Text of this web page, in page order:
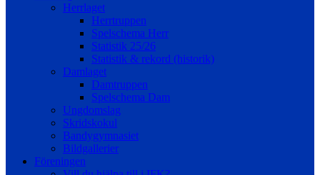
Herrlaget
Herrtruppen
Spelschema Herr
Statistik 25/26
Statistik & rekord (historik)
Damlaget
Damtruppen
Spelschema Dam
Ungdomslag
Skridskokul
Bandygymnasiet
Bildgallerier
Föreningen